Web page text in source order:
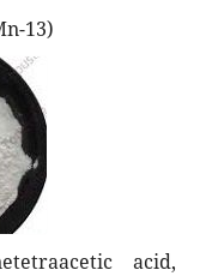
13)
acid,